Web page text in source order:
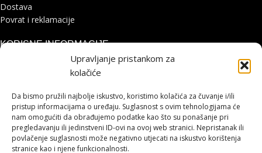
Upravljanje pristankom za
kolačiće
Da bismo pružili najbolje iskustvo, koristimo kolačića za čuvanje i/ili
pristup informacijama o uređaju. Suglasnost s ovim tehnologijama će
nam omogućiti da obrađujemo podatke kao što su ponašanje pri
pregledavanju ili jedinstveni ID-ovi na ovoj web stranici. Nepristanak ili
povlačenje suglasnosti može negativno utjecati na iskustvo korištenja
stranice kao i njene funkcionalnosti.
Dostava
Povrat i reklamacije
KORISNE INFORMACIJE
Zaštita osobnih podataka
Pohvale i prigovori
Platforma za online rješavanje sporova
STRANICE